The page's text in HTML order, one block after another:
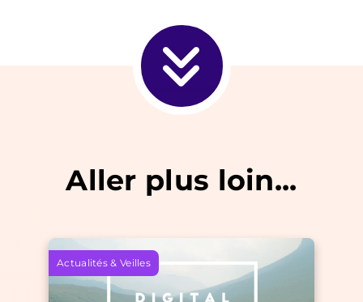
Aller plus loin...
Actualités & Veilles